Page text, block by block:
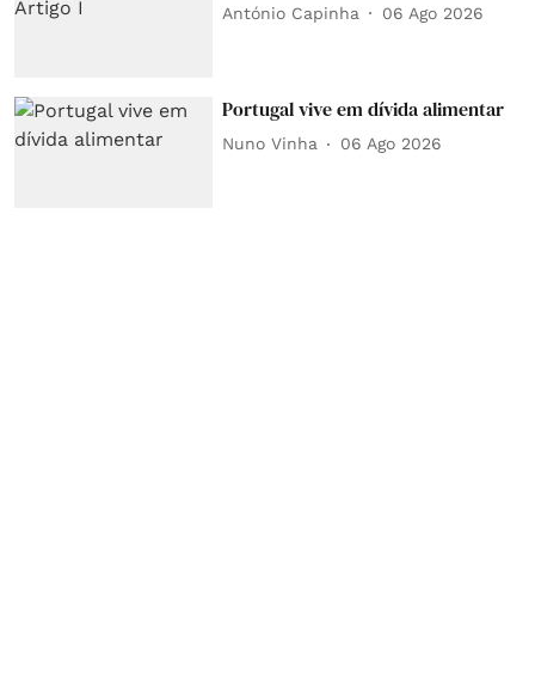
António Capinha 06 Ago 2026
Portugal vive em dívida alimentar
Nuno Vinha 06 Ago 2026